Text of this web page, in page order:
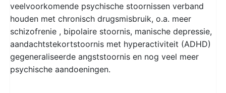
veelvoorkomende psychische stoornissen verband
houden met chronisch drugsmisbruik, o.a. meer
schizofrenie , bipolaire stoornis, manische depressie,
aandachtstekortstoornis met hyperactiviteit (ADHD)
gegeneraliseerde angststoornis en nog veel meer
psychische aandoeningen.